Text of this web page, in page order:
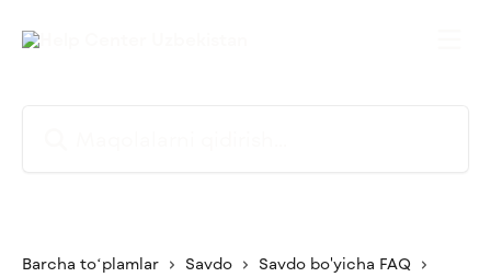
Barcha toʻplamlar Savdo
Savdo bo'yicha FAQ